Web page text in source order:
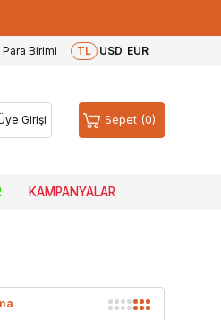
Para Birimi TL USD EUR
Girişi Sepet 0
KAMPANYALAR